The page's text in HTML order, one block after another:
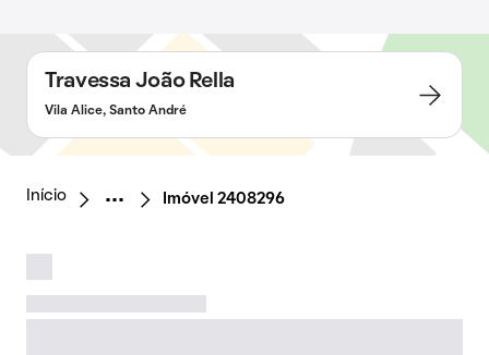
Travessa João Rella
Vila Alice, Santo André
Início Imóvel 2408296